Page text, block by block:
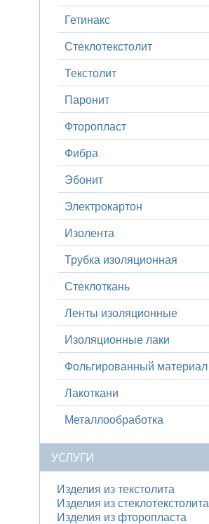
Гетинакс
Стеклотекстолит
Текстолит
Паронит
Фторопласт
Фибра
Эбонит
Электрокартон
Изолента
Трубка изоляционная
Стеклоткань
Ленты изоляционные
Изоляционные лаки
Фольгированный материал
Лакоткани
Металлообработка
УСЛУГИ
Изделия из текстолита
Изделия из стеклотекстолита
Изделия из фторопласта